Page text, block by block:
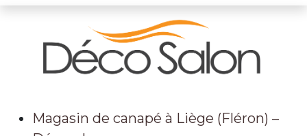
Magasin de canapé à Liège (Fléron) –